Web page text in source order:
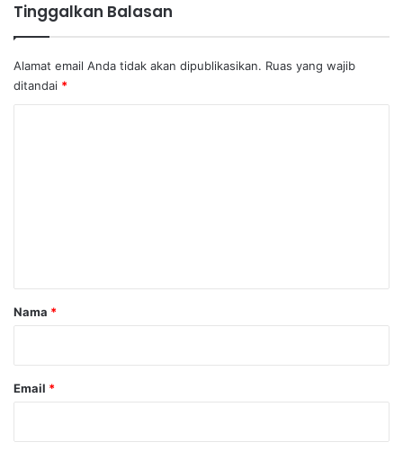
Tinggalkan Balasan
Alamat email Anda tidak akan dipublikasikan. Ruas yang wajib
ditandai *
rNama *
Email *